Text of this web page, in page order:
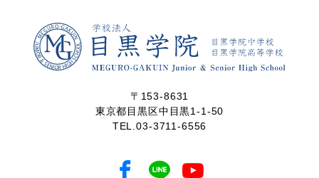
〒153-8631
東京都目黒区中目黒1-1-50
TEL.03-3711-6556